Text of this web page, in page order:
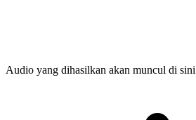
Audio yang dihasilkan akan muncul di sini